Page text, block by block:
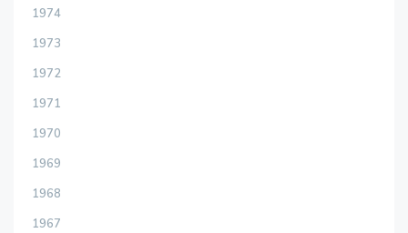
1974
1973
1972
1971
1970
1969
1968
1967